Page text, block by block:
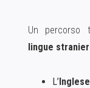
Un percorso
lingue
L’Inglese